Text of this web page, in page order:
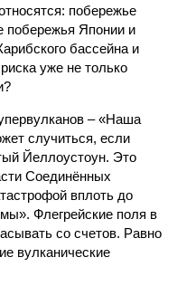
побережье
побережья Японии и
бассейна и
уже не только
– «Наша
случиться, если
Йеллоустоун. Это
Соединённых
вплоть до
Флегрейские поля в
со счетов. Равно
вулканические